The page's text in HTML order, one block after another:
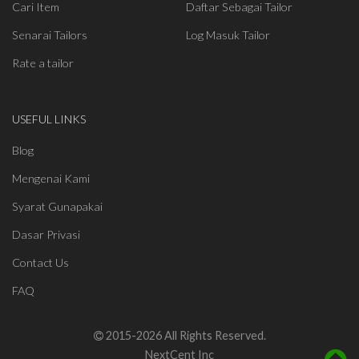
Cari Item
Senarai Tailors
Rate a tailor
Daftar Sebagai Tailor
Log Masuk Tailor
USEFUL LINKS
Blog
Mengenai Kami
Syarat Gunapakai
Dasar Privasi
Contact Us
FAQ
2015-2026 All Rights Reserved.
NextCent Inc